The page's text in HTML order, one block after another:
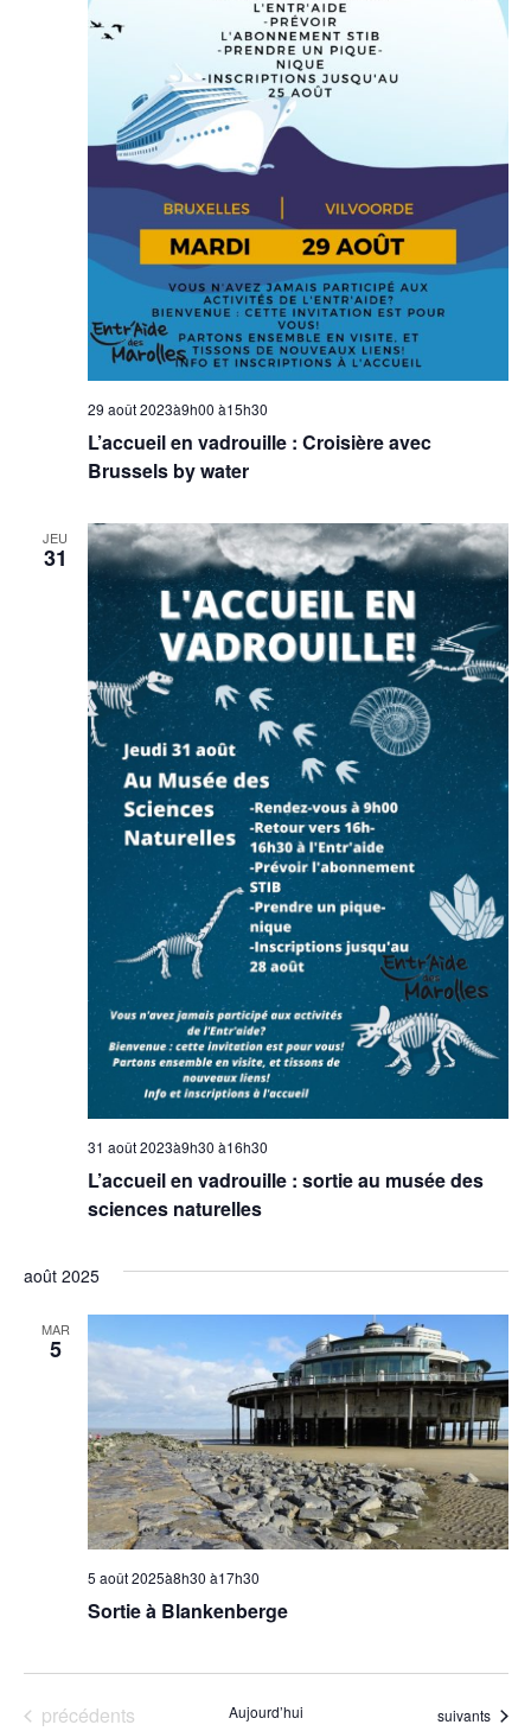
L’accueil en vadrouille : Croisière avec
Brussels by water
29 août 2023à9h00 à15h30
JEU
31
L’accueil en vadrouille : sortie au musée des
sciences naturelles
31 août 2023à9h30 à16h30
août 2025
MAR
5
Sortie à Blankenberge
5 août 2025à8h30 à17h30
Évènements
précédents Aujourd’hui Évènements
suivants